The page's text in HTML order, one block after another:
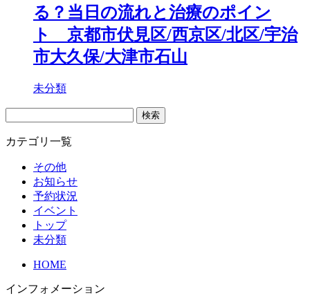
る？当日の流れと治療のポイン
ト 京都市伏見区/西京区/北区/宇治
市大久保/大津市石山
未分類
カテゴリ一覧
その他
お知らせ
予約状況
イベント
トップ
未分類
HOME
インフォメーション